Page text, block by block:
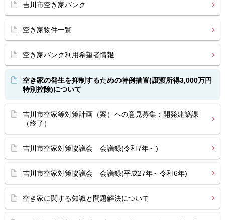
吉川市空き家バンク
空き家物件一覧
空き家バンク利用希望者情報
空き家の発生を抑制するための特例措置(譲渡所得3,000万円
特別控除)について
吉川市空家等対策計画（案）への意見募集：開発建築課
（終了）
吉川市空家対策協議会 会議録(令和7年～)
吉川市空家対策協議会 会議録(平成27年～令和6年)
空き家に関する知識と問題解決について